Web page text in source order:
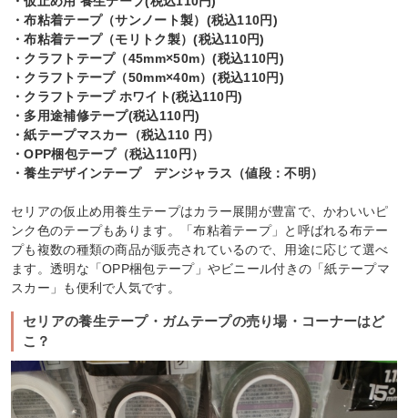
・布粘着テープ（サンノート製）(税込110円)
・布粘着テープ（モリトク製）(税込110円)
・クラフトテープ（45mm×50m）(税込110円)
・クラフトテープ（50mm×40m）(税込110円)
・クラフトテープ ホワイト(税込110円)
・多用途補修テープ(税込110円)
・紙テープマスカー（税込110 円）
・OPP梱包テープ（税込110円）
・養生デザインテープ デンジャラス（値段：不明）
セリアの仮止め用養生テープはカラー展開が豊富で、かわいいピ
ンク色のテープもあります。「布粘着テープ」と呼ばれる布テー
プも複数の種類の商品が販売されているので、用途に応じて選べ
ます。透明な「OPP梱包テープ」やビニール付きの「紙テープマ
スカー」も便利で人気です。
セリアの養生テープ・ガムテープの売り場・コーナーはど
こ？